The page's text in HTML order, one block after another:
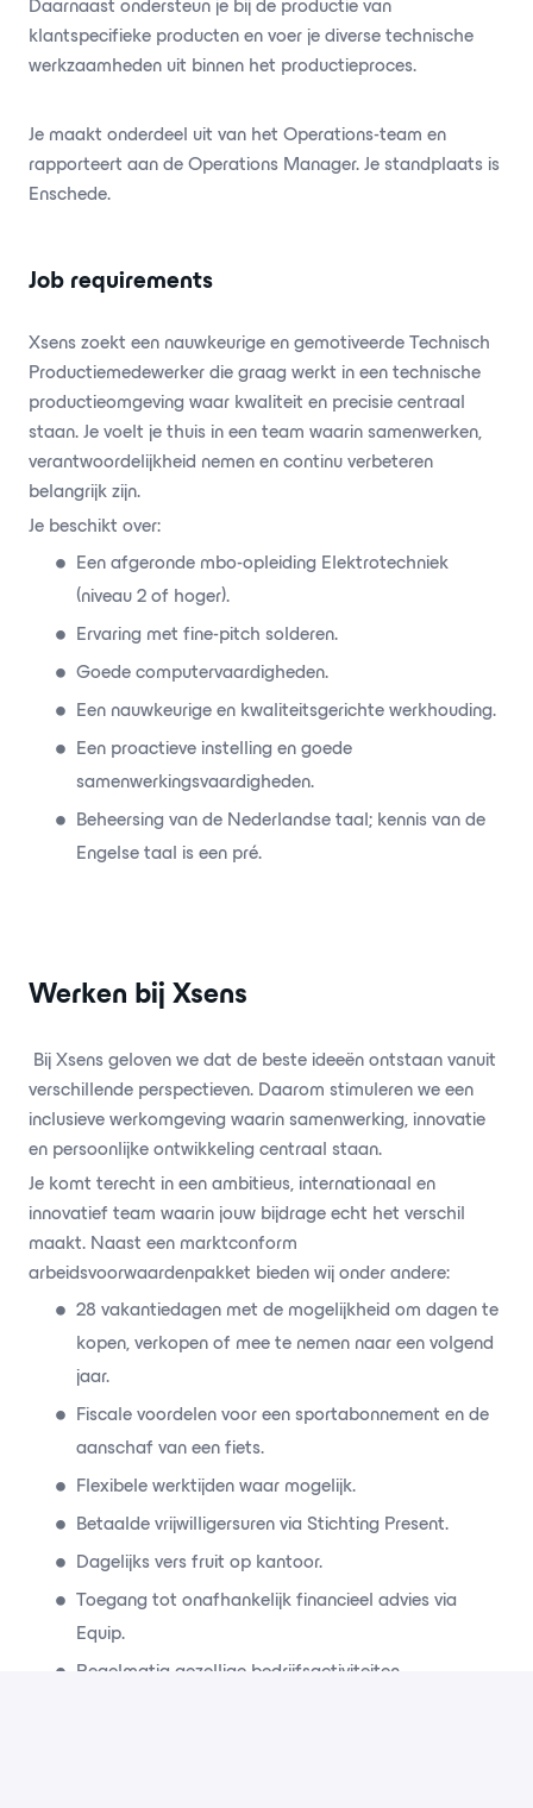
Daarnaast ondersteun je bij de productie van
klantspecifieke producten en voer je diverse technische
werkzaamheden uit binnen het productieproces.
Je maakt onderdeel uit van het Operations-team en
rapporteert aan de Operations Manager. Je standplaats is
Enschede.
Job requirements
Xsens zoekt een nauwkeurige en gemotiveerde Technisch
Productiemedewerker die graag werkt in een technische
productieomgeving waar kwaliteit en precisie centraal
staan. Je voelt je thuis in een team waarin samenwerken,
verantwoordelijkheid nemen en continu verbeteren
belangrijk zijn.
Je beschikt over:
Een afgeronde mbo-opleiding Elektrotechniek
(niveau 2 of hoger).
Ervaring met fine-pitch solderen.
Goede computervaardigheden.
Een nauwkeurige en kwaliteitsgerichte werkhouding.
Een proactieve instelling en goede
samenwerkingsvaardigheden.
Beheersing van de Nederlandse taal; kennis van de
Engelse taal is een pré.
Werken bij Xsens
Bij Xsens geloven we dat de beste ideeën ontstaan vanuit
verschillende perspectieven. Daarom stimuleren we een
inclusieve werkomgeving waarin samenwerking, innovatie
en persoonlijke ontwikkeling centraal staan.
Je komt terecht in een ambitieus, internationaal en
innovatief team waarin jouw bijdrage echt het verschil
maakt. Naast een marktconform
arbeidsvoorwaardenpakket bieden wij onder andere:
28 vakantiedagen met de mogelijkheid om dagen te
kopen, verkopen of mee te nemen naar een volgend
jaar.
Fiscale voordelen voor een sportabonnement en de
aanschaf van een fiets.
Flexibele werktijden waar mogelijk.
Betaalde vrijwilligersuren via Stichting Present.
Dagelijks vers fruit op kantoor.
Toegang tot onafhankelijk financieel advies via
Equip.
Regelmatig gezellige bedrijfsactiviteiten,